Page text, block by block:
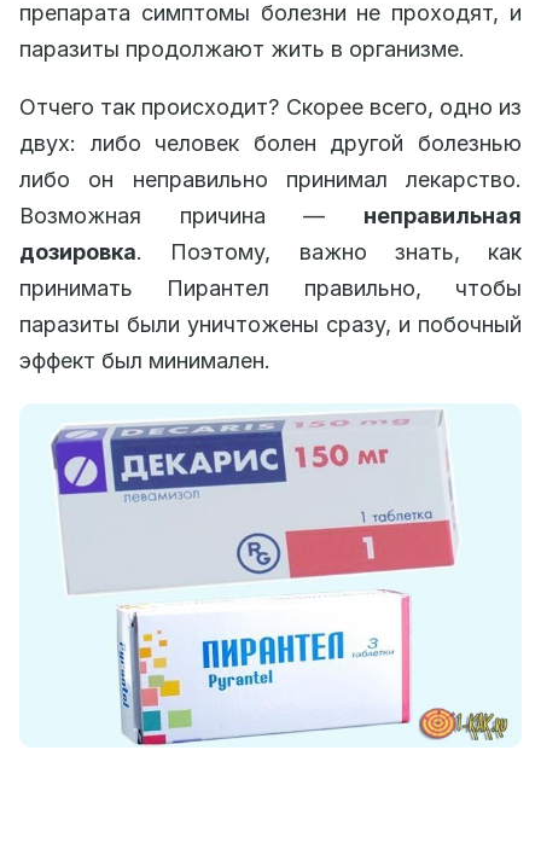
препарата симптомы болезни не проходят, и
паразиты продолжают жить в организме.
Отчего так происходит? Скорее всего, одно из
двух: либо человек болен другой болезнью
либо он неправильно принимал лекарство.
Возможная причина — неправильная
дозировка. Поэтому, важно знать, как
принимать Пирантел правильно, чтобы
паразиты были уничтожены сразу, и побочный
эффект был минимален.